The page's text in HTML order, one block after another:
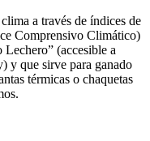
a través de índices de
Comprensivo Climático)
(accesible a
y que sirve para ganado
térmicas o chaquetas